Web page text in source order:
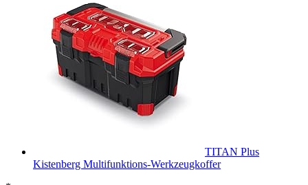
TITAN Plus
Kistenberg Multifunktions-Werkzeugkoffer